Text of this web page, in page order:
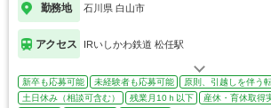
勤務地 石川県 白山市
アクセス IRいしかわ鉄道 松任駅
新卒も応募可能 未経験者も応募可能
原則、引越しを伴う転
土日休み（相談可含む）
残業月10ｈ以下 産休・育休取得